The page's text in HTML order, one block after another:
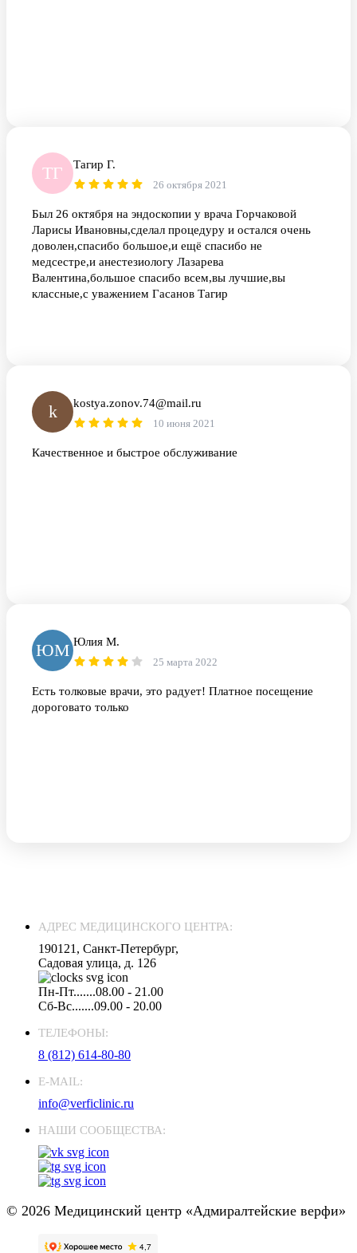
ТГ Тагир Г.
26 октября 2021
Был 26 октября на эндоскопии у врача Горчаковой
Ларисы Ивановны,сделал процедуру и остался очень
доволен,спасибо большое,и ещё спасибо не
медсестре,и анестезиологу Лазарева
Валентина,большое спасибо всем,вы лучшие,вы
классные,с уважением Гасанов Тагир
k kostya.zonov.74@mail.ru
10 июня 2021
Качественное и быстрое обслуживание
ЮМ Юлия М.
25 марта 2022
Есть толковые врачи, это радует! Платное посещение
дороговато только
АДРЕС МЕДИЦИНСКОГО ЦЕНТРА:
190121, Санкт-Петербург,
Садовая улица, д. 126
Пн-Пт.......08.00 - 21.00
Сб-Вс.......09.00 - 20.00
ТЕЛЕФОНЫ:
8 (812) 614-80-80
E-MAIL:
info@verficlinic.ru
НАШИ СООБЩЕСТВА:
© 2026 Медицинский центр «Адмиралтейские верфи»